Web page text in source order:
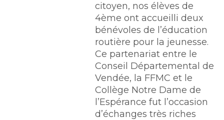
citoyen, nos élèves de
4ème ont accueilli deux
bénévoles de l’éducation
routière pour la jeunesse.
Ce partenariat entre le
Conseil Départemental de
Vendée, la FFMC et le
Collège Notre Dame de
l’Espérance fut l’occasion
d’échanges très riches